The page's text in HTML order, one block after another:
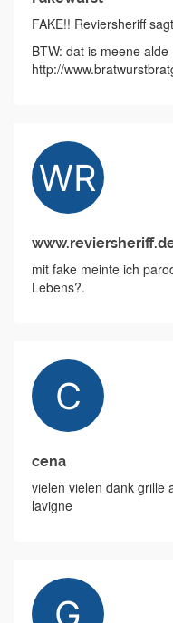
FAKE!! Reviersheriff
BTW: dat is meene alde
http://
mit fake meinte ich
Lebens?.
cena
vielen vielen dank grille
lavigne